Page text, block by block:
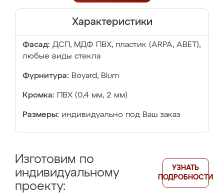
Характеристики
Фасад: ДСП, МДФ ПВХ, пластик (ARPA, ABET),
любые виды стекла
Фурнитура: Boyard, Blum
Кромка: ПВХ (0,4 мм, 2 мм)
Размеры: индивидуально под Ваш заказ
Изготовим по
индивидуальному
проекту:
УЗНАТЬ
ПОДРОБНОСТИ